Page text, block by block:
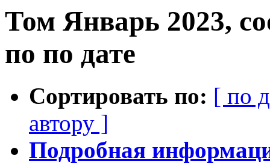
Том Январь 2023,
по по дате
Сортировать по: [ по
автору ]
Подробная